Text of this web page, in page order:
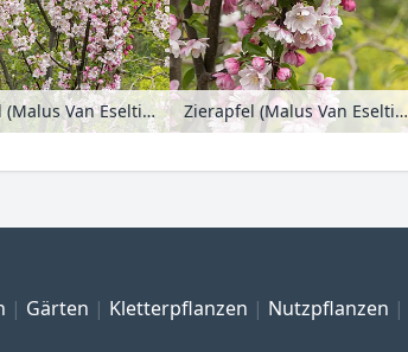
Zierapfel (Malus Van Eseltine) Zierapfel (Malus Van Eseltine)
Gärten Kletterpflanzen Nutzpflanzen